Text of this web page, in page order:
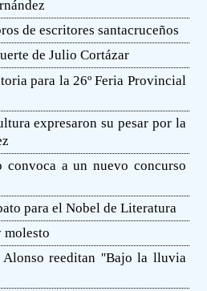
de escritores santacruceños
de Julio Cortázar
para la 26º Feria Provincial
expresaron su pesar por la
a un nuevo concurso
para el Nobel de Literatura
molesto
Alonso reeditan ''Bajo la lluvia